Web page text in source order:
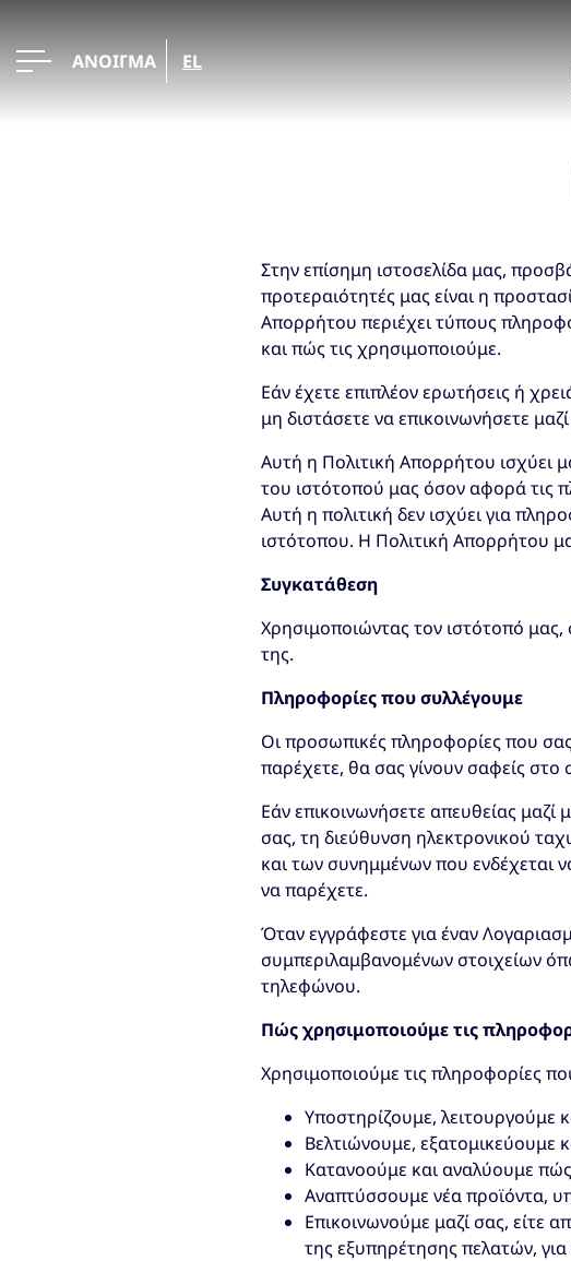
ΑΝΟΙΓΜΑ EL
Στην επίσημη ιστοσελίδα μας,
προτεραιότητές μας είναι η
Απορρήτου περιέχει τύπους
και πώς τις χρησιμοποιούμε.
Εάν έχετε επιπλέον ερωτήσεις ή
μη διστάσετε να επικοινωνήσετε
Αυτή η Πολιτική Απορρήτου ισχύει
του ιστότοπού μας όσον αφορά τις
Αυτή η πολιτική δεν ισχύει για
ιστότοπου. Η Πολιτική Απορρήτου
Συγκατάθεση
Χρησιμοποιώντας τον ιστότοπό
της.
Πληροφορίες που συλλέγουμε
Οι προσωπικές πληροφορίες που σας
παρέχετε, θα σας γίνουν σαφείς
Εάν επικοινωνήσετε απευθείας
σας, τη διεύθυνση ηλεκτρονικού
και των συνημμένων που ενδέχεται
να παρέχετε.
Όταν εγγράφεστε για έναν
συμπεριλαμβανομένων στοιχείων
τηλεφώνου.
Πώς χρησιμοποιούμε τις
Χρησιμοποιούμε τις πληροφορίες
Υποστηρίζουμε, λειτουργούμε
Βελτιώνουμε, εξατομικεύουμε
Κατανοούμε και αναλύουμε
Αναπτύσσουμε νέα προϊόντα,
Επικοινωνούμε μαζί σας, είτε
της εξυπηρέτησης πελατών,